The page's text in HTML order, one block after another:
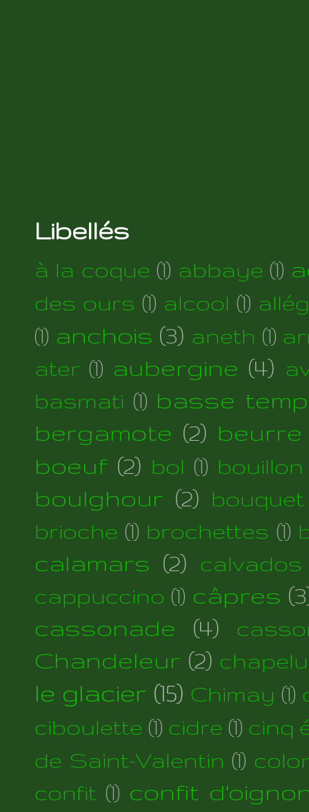
Libellés
à la coque (1) abbaye (1)
des ours (1) alcool (1)
(1) anchois (3) aneth (1)
ater (1) aubergine (4)
basmati (1) basse
bergamote (2) beurre
boeuf (2) bol (1) bouillon
boulghour (2)
brioche (1) brochettes (1)
calamars (2)
calvados
cappuccino (1) câpres
cassonade
(4)
Chandeleur (2)
le glacier (15) Chimay (1)
ciboulette (1) cidre (1) cinq
de Saint-Valentin (1)
confit (1) confit